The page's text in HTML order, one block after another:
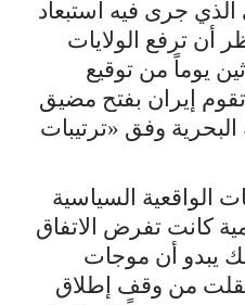
جرى فيه استبعاد
أن ترفع الولايات
يوماً من توقيع
تقوم إيران بفتح مضيق
وفق «ترتيبات
الواقعية السياسية
كانت تفرض الاتفاق
يبدو أن موجات
من وقف إطلاق